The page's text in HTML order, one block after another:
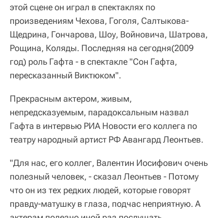
этой сцене он играл в спектаклях по
произведениям Чехова, Гоголя, Салтыкова-
Щедрина, Гончарова, Шоу, Войновича, Шатрова,
Рощина, Коляды. Последняя на сегодня(2009
год) роль Гафта - в спектакле "Сон Гафта,
пересказанный Виктюком".
Прекрасным актером, живым,
непредсказуемым, парадоксальным назвал
Гафта в интервью РИА Новости его коллега по
театру народный артист РФ Авангард Леонтьев.
"Для нас, его коллег, Валентин Иосифович очень
полезный человек, - сказал Леонтьев - Потому
что он из тех редких людей, которые говорят
правду-матушку в глаза, подчас неприятную. А